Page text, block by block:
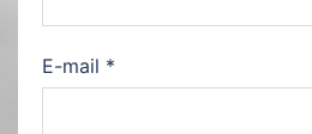
E-mail *